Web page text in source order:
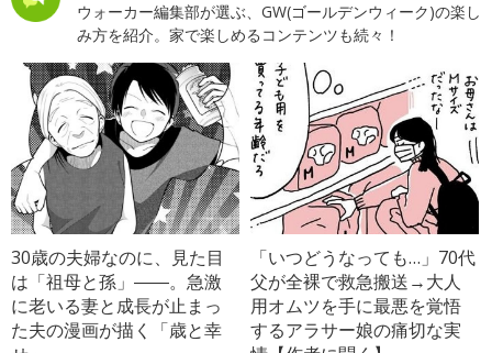
ウォーカー編集部が選ぶ、GW(ゴールデンウィーク)の楽し
み方を紹介。家で楽しめるコンテンツも続々！
30歳の夫婦なのに、見た目
は「祖母と孫」――。急激
に老いる妻と成長が止まっ
た夫の漫画が描く「歳と幸
「いつどうなっても…」70代
父が全裸で救急搬送→大人
用オムツを手に最悪を覚悟
するアラサー娘の痛切な実